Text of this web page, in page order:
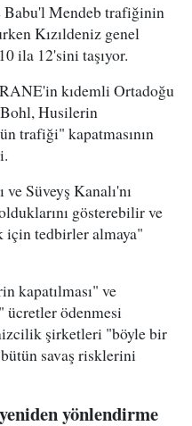
Babu'l Mendeb trafiğinin
Kızıldeniz genel
ila 12'sini taşıyor.
kıdemli Ortadoğu
Husilerin
trafiği" kapatmasının
Süveyş Kanalı'nı
gösterebilir ve
tedbirler almaya"
kapatılması" ve
ücretler ödenmesi
şirketleri "böyle bir
savaş risklerini
yönlendirme